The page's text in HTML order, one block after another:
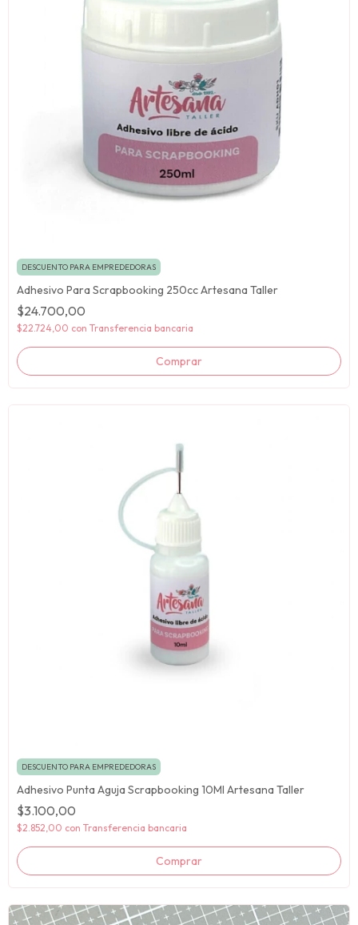
DESCUENTO PARA EMPREDEDORAS
Adhesivo Para Scrapbooking 250cc Artesana Taller
$24.700,00
$22.724,00 con Transferencia bancaria
DESCUENTO PARA EMPREDEDORAS
Adhesivo Punta Aguja Scrapbooking 10Ml Artesana Taller
$3.100,00
$2.852,00 con Transferencia bancaria